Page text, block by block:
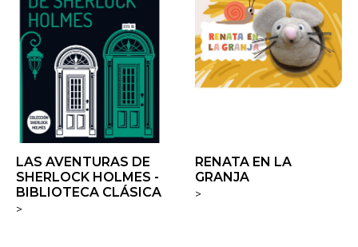
LAS AVENTURAS DE
SHERLOCK HOLMES -
BIBLIOTECA CLÁSICA
>
RENATA EN LA
GRANJA
>